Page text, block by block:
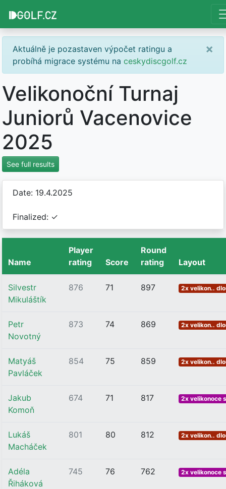
Aktuálně je pozastaven výpočet ratingu a
probíhá migrace systému na ceskydiscgolf.cz
×
Velikonoční Turnaj
Juniorů Vacenovice
2025
See full results
Date: 19.4.2025
Finalized: ✓
Name
Player
rating
Score
Round
rating
Layout
Silvestr
Mikuláštík
876 71 897 2x velikon..
Petr
Novotný
873 74 869 2x velikon..
Matyáš
Pavláček
854 75 859 2x velikon..
Jakub
Komoň
674 71 817 2x velikonoce
Lukáš
Macháček
801 80 812 2x velikon..
Adéla
Řiháková
745 76 762 2x velikonoce